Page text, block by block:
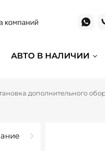
АВТО В НАЛИЧИИ
дополнительного